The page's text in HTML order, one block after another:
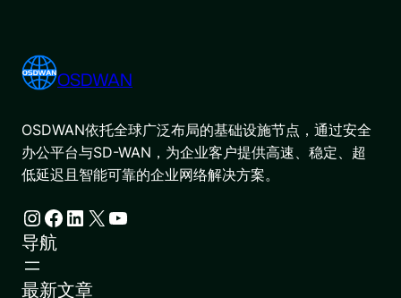
OSDWAN
OSDWAN依托全球广泛布局的基础设施节点，通过安全
办公平台与SD-WAN，为企业客户提供高速、稳定、超
低延迟且智能可靠的企业网络解决方案。
Instagram Facebook LinkedIn X YouTube
导航
最新文章